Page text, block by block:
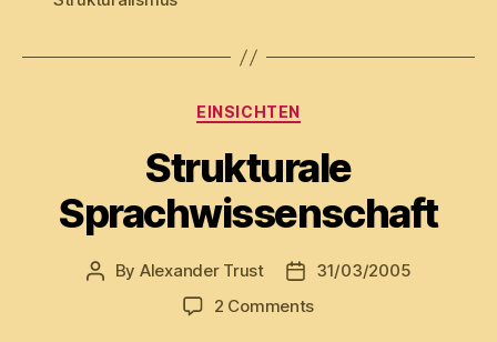
Categories
EINSICHTEN
Strukturale
Sprachwissenschaft
Post
By Alexander Trust
Post31/03/2005
2 Commentson